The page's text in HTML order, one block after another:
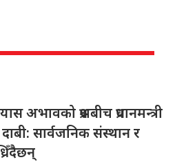
अभावको प्रश्नबीच प्रधानमन्त्री
सार्वजनिक संस्थान र